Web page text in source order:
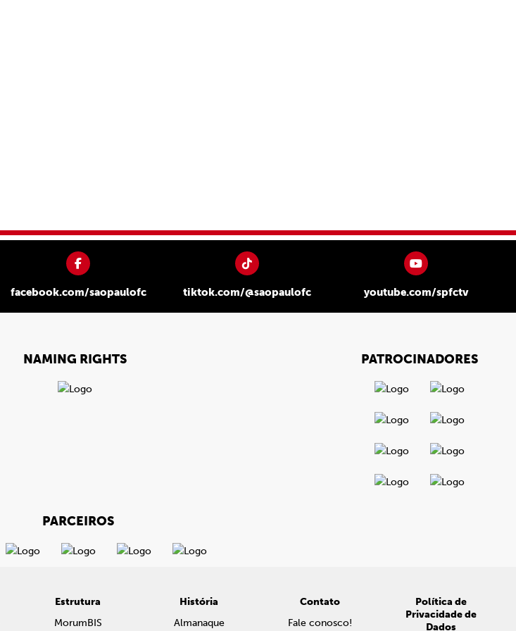
facebook.com/saopaulofc tiktok.com/@saopaulofc youtube.com/spfctv
NAMING RIGHTS PATROCINADORES
PARCEIROS
Estrutura
MorumBIS
História
Almanaque
Contato
Fale conosco!
Política de
Privacidade de
Dados